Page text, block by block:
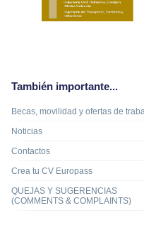
También importante...
Becas, movilidad y ofertas de
Noticias
Contactos
Crea tu CV Europass
QUEJAS Y SUGERENCIAS
(COMMENTS & COMPLAINTS)